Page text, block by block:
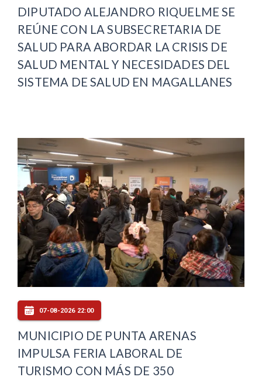
DIPUTADO ALEJANDRO RIQUELME SE
REÚNE CON LA SUBSECRETARIA DE
SALUD PARA ABORDAR LA CRISIS DE
SALUD MENTAL Y NECESIDADES DEL
SISTEMA DE SALUD EN MAGALLANES
07-08-2026 22:00
MUNICIPIO DE PUNTA ARENAS
IMPULSA FERIA LABORAL DE
TURISMO CON MÁS DE 350